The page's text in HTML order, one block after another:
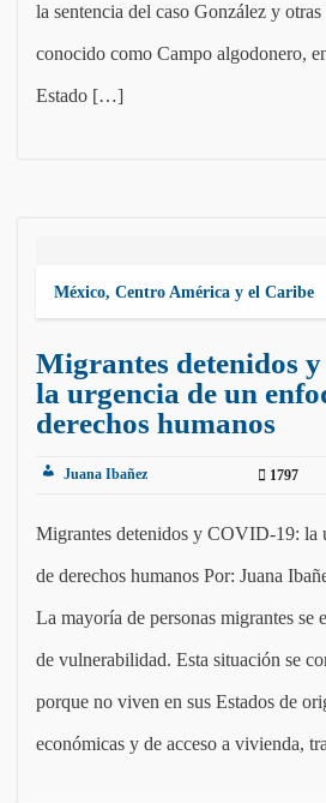
la sentencia del caso González y
conocido como Campo algodonero,
Estado […]
México, Centro América y el Caribe
Migrantes detenidos
la urgencia de un
derechos humanos
Juana Ibañez 1797
Migrantes detenidos y COVID-19: la
de derechos humanos Por: Juana
La mayoría de personas migrantes se
de vulnerabilidad. Esta situación se
porque no viven en sus Estados de
económicas y de acceso a vivienda,